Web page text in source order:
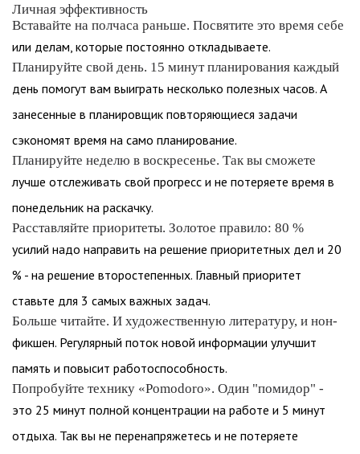
Личная эффективность
Вставайте на полчаса раньше. Посвятите это время себе
или делам, которые постоянно откладываете.
Планируйте свой день. 15 минут планирования каждый
день помогут вам выиграть несколько полезных часов. А
занесенные в планировщик повторяющиеся задачи
сэкономят время на само планирование.
Планируйте неделю в воскресенье. Так вы сможете
лучше отслеживать свой прогресс и не потеряете время в
понедельник на раскачку.
Расставляйте приоритеты. Золотое правило: 80 %
усилий надо направить на решение приоритетных дел и 20
% - на решение второстепенных. Главный приоритет
ставьте для 3 самых важных задач.
Больше читайте. И художественную литературу, и нон-
фикшен. Регулярный поток новой информации улучшит
память и повысит работоспособность.
Попробуйте технику «Pomodoro». Один "помидор" -
это 25 минут полной концентрации на работе и 5 минут
отдыха. Так вы не перенапряжетесь и не потеряете